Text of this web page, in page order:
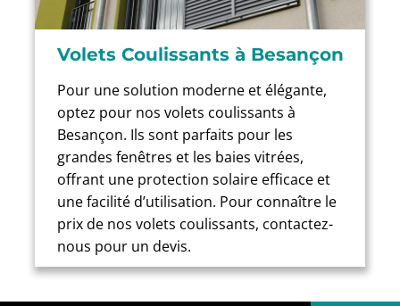
Volets Coulissants à Besançon
Pour une solution moderne et élégante,
optez pour nos volets coulissants à
Besançon. Ils sont parfaits pour les
grandes fenêtres et les baies vitrées,
offrant une protection solaire efficace et
une facilité d’utilisation. Pour connaître le
prix de nos volets coulissants, contactez-
nous pour un devis.